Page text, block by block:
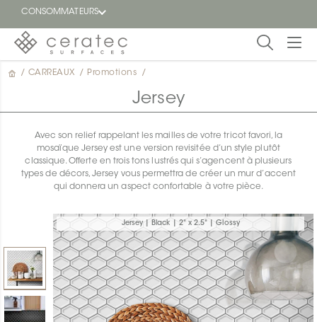
CONSOMMATEURS
En
Trouver
un
détaillant
/ CARREAUX / Promotions /
Jersey
Avec son relief rappelant les mailles de votre tricot favori, la
mosaïque Jersey est une version revisitée d’un style plutôt
classique. Offerte en trois tons lustrés qui s’agencent à plusieurs
types de décors, Jersey vous permettra de créer un mur d’accent
qui donnera un aspect confortable à votre pièce.
Jersey | Black | 2" x 2.5" | Glossy